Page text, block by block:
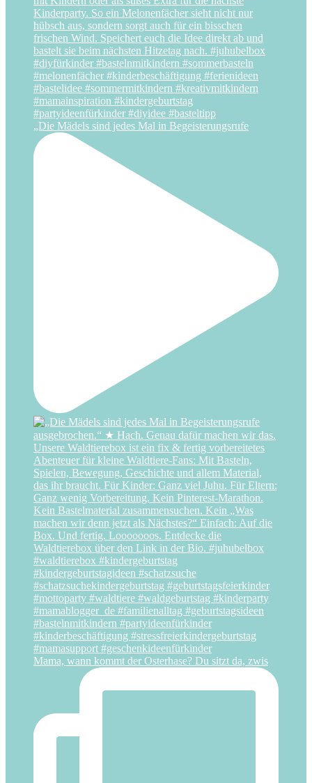
„Die Mädels sind jedes Mal in Begeisterungsrufe
Mama, wann kommt der Osterhase? Du sitzt da, zwis